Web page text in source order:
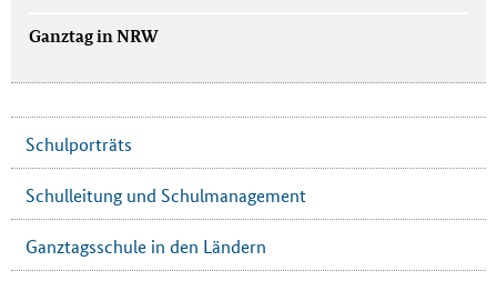
Ganztag in NRW
Schulporträts
Schulleitung und Schulmanagement
Ganztagsschule in den Ländern